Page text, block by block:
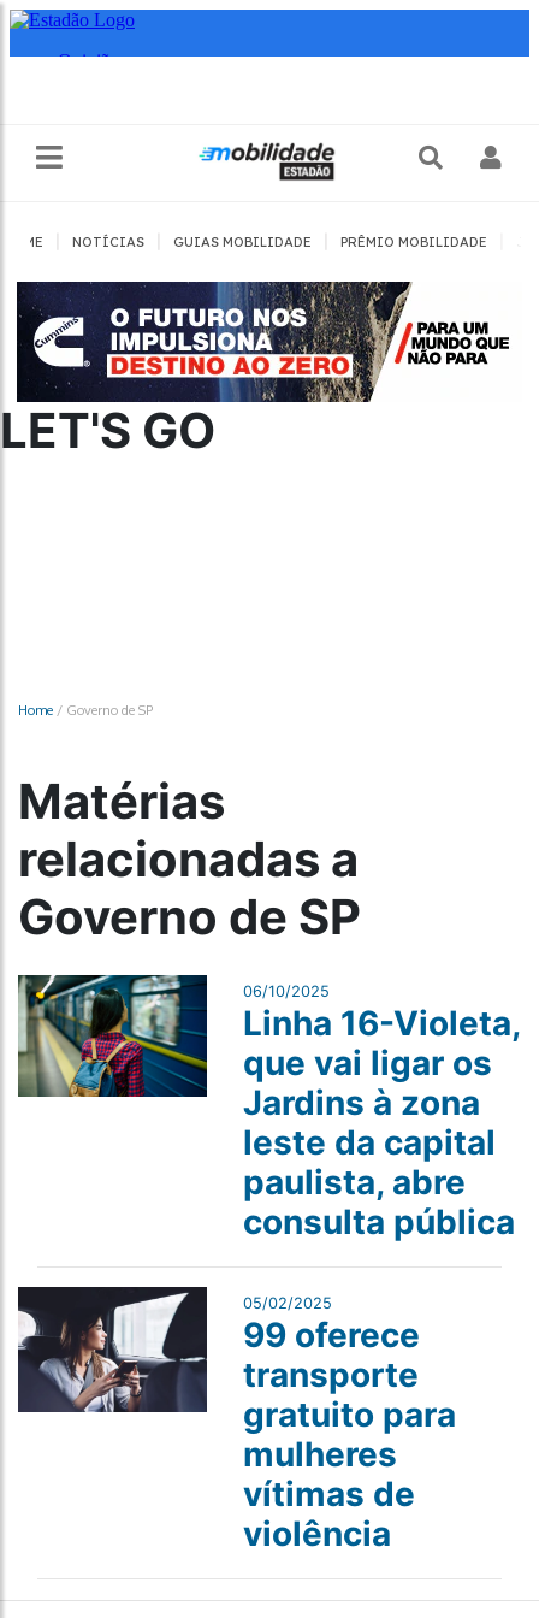
HOME NOTÍCIAS GUIAS MOBILIDADE PRÊMIO MOBILIDADE
LET'S GO
Home / Governo de SP
Matérias
relacionadas a
Governo de SP
06/10/2025
Linha 16-Violeta,
que vai ligar os
Jardins à zona
leste da capital
paulista, abre
consulta pública
05/02/2025
99 oferece
transporte
gratuito para
mulheres
vítimas de
violência